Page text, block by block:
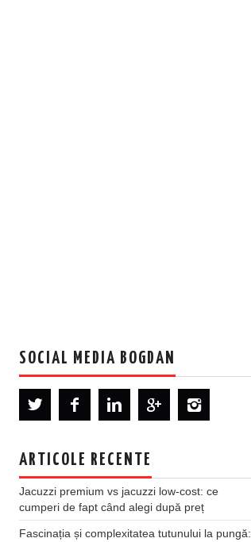
SOCIAL MEDIA BOGDAN
ARTICOLE RECENTE
Jacuzzi premium vs jacuzzi low-cost: ce
cumperi de fapt când alegi după preț
Fascinația și complexitatea tutunului la pungă: